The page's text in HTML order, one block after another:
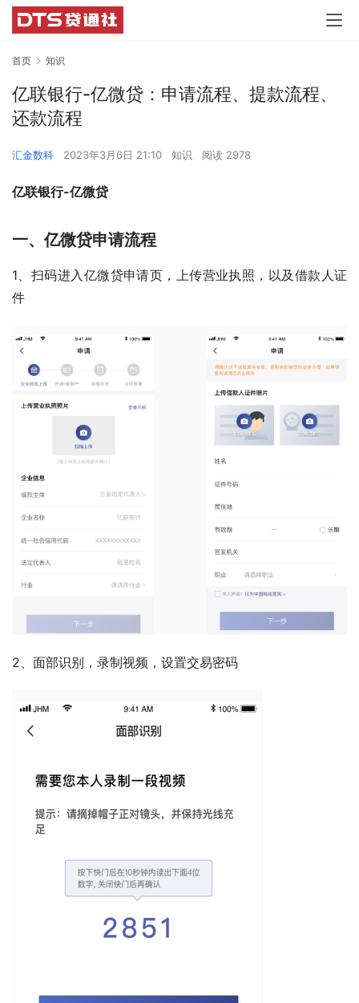
首页 知识
亿联银行-亿微贷：申请流程、提款流程、
还款流程
汇金数科 2023年3月6日 21:10 知识 阅读 2978
亿联银行-亿微贷
一、亿微贷申请流程
1、扫码进入亿微贷申请页，上传营业执照，以及借款人证
件
2、面部识别，录制视频，设置交易密码